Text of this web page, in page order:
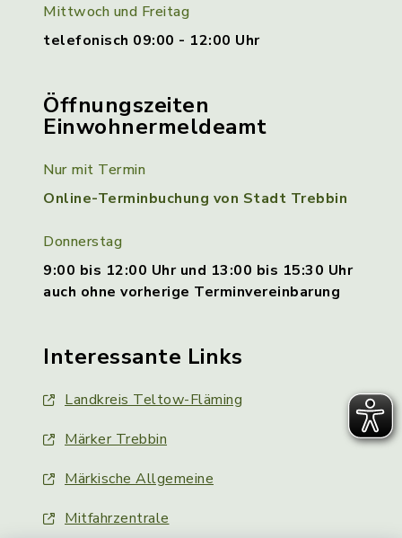
Mittwoch und Freitag
telefonisch 09:00 - 12:00 Uhr
Öffnungszeiten
Einwohnermeldeamt
Nur mit Termin
Online-Terminbuchung von Stadt Trebbin
Donnerstag
9:00 bis 12:00 Uhr und 13:00 bis 15:30 Uhr
auch ohne vorherige Terminvereinbarung
Interessante Links
Landkreis Teltow-Fläming
Märker Trebbin
Märkische Allgemeine
Mitfahrzentrale